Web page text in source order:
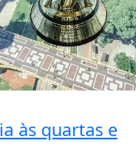
às quartas e